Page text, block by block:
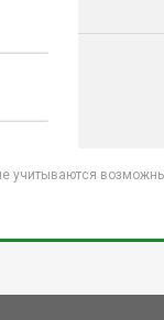
учитываются